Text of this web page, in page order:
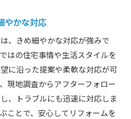
やかな対応
、きめ細やかな対応が強みで
はの住宅事情や生活スタイルを
に沿った提案や柔軟な対応が可
現地調査からアフターフォロー
、トラブルにも迅速に対応しま
ことで、安心してリフォームを